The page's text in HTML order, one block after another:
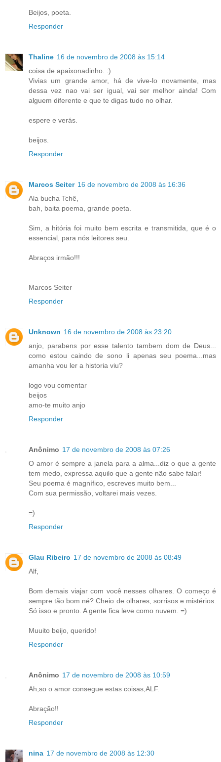
Beijos, poeta.
Responder
Thaline 16 de novembro de 2008 às 15:14
coisa de apaixonadinho. :)
Vivias um grande amor, há de vive-lo novamente, mas
dessa vez nao vai ser igual, vai ser melhor ainda! Com
alguem diferente e que te digas tudo no olhar.
espere e verás.
beijos.
Responder
Marcos Seiter 16 de novembro de 2008 às 16:36
Ala bucha Tchê,
bah, baita poema, grande poeta.
Sim, a hitória foi muito bem escrita e transmitida, que é o
essencial, para nós leitores seu.
Abraços irmão!!!
Marcos Seiter
Responder
Unknown 16 de novembro de 2008 às 23:20
anjo, parabens por esse talento tambem dom de Deus...
como estou caindo de sono li apenas seu poema...mas
amanha vou ler a historia viu?
logo vou comentar
beijos
amo-te muito anjo
Responder
Anônimo 17 de novembro de 2008 às 07:26
O amor é sempre a janela para a alma...diz o que a gente
tem medo, expressa aquilo que a gente não sabe falar!
Seu poema é magnífico, escreves muito bem...
Com sua permissão, voltarei mais vezes.
=)
Responder
Glau Ribeiro 17 de novembro de 2008 às 08:49
Alf,
Bom demais viajar com você nesses olhares. O começo é
sempre tão bom né? Cheio de olhares, sorrisos e mistérios.
Só isso e pronto. A gente fica leve como nuvem. =)
Muuito beijo, querido!
Responder
Anônimo 17 de novembro de 2008 às 10:59
Ah,so o amor consegue estas coisas,ALF.
Abração!!
Responder
nina 17 de novembro de 2008 às 12:30